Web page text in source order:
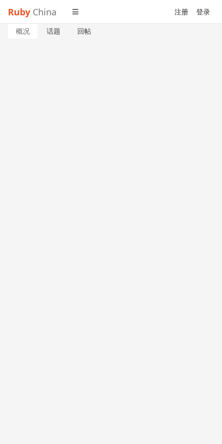
Ruby China 注册 登录
概况 话题 回帖